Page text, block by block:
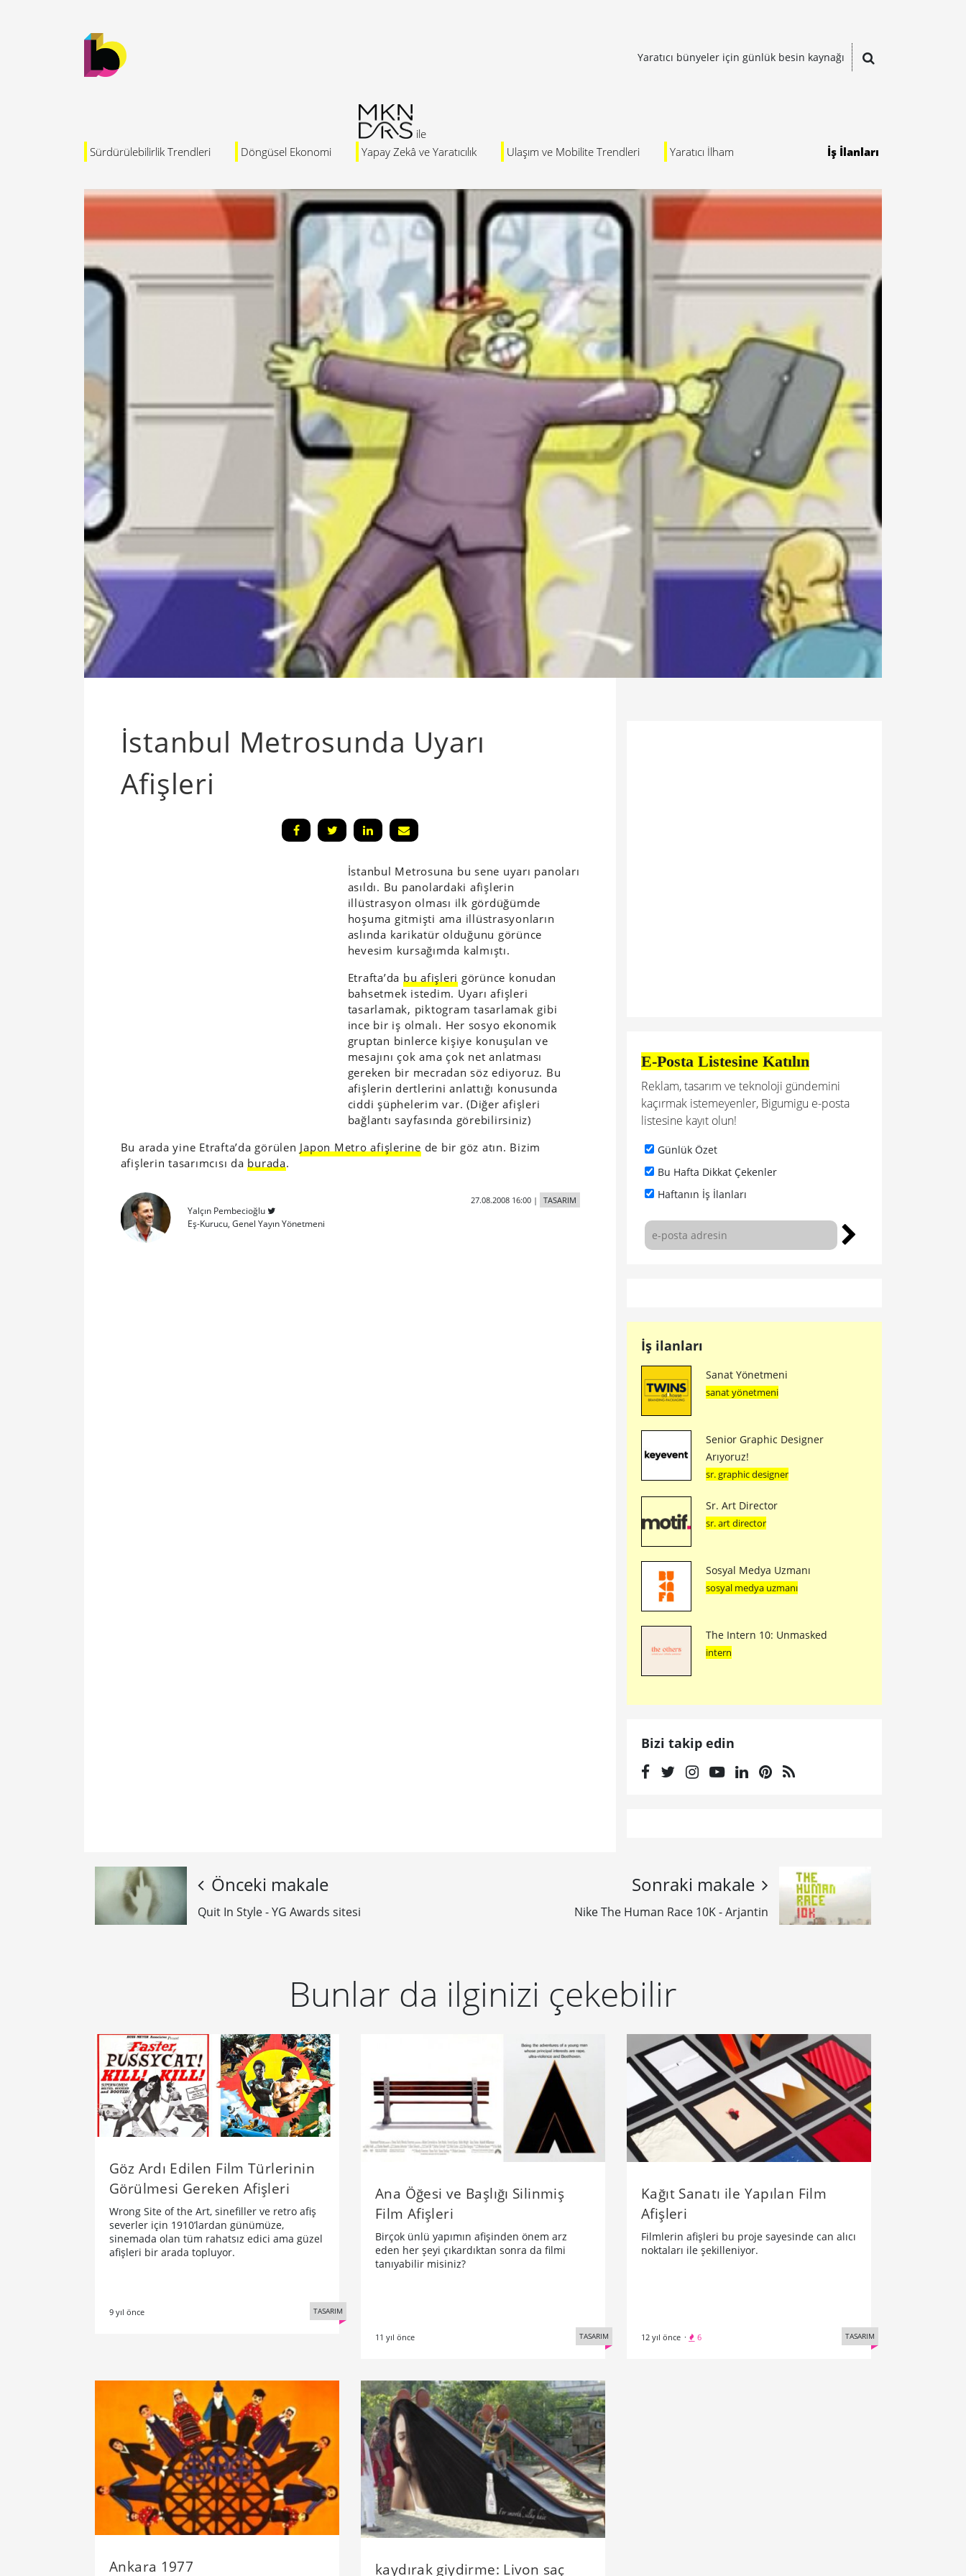
Yaratıcı bünyeler için günlük besin kaynağı
Sürdürülebilirlik Trendleri Döngüsel Ekonomi Yapay Zekâ ve Yaratıcılık Ulaşım ve Mobilite Trendleri Yaratıcı İlham İş İlanları
İstanbul Metrosunda Uyarı
Afişleri
İstanbul Metrosuna bu sene uyarı panoları
asıldı. Bu panolardaki afişlerin
illüstrasyon olması ilk gördüğümde
hoşuma gitmişti ama illüstrasyonların
aslında karikatür olduğunu görünce
hevesim kursağımda kalmıştı.
Etrafta’da bu afişleri görünce konudan
bahsetmek istedim. Uyarı afişleri
tasarlamak, piktogram tasarlamak gibi
ince bir iş olmalı. Her sosyo ekonomik
gruptan binlerce kişiye konuşulan ve
mesajını çok ama çok net anlatması
gereken bir mecradan söz ediyoruz. Bu
afişlerin dertlerini anlattığı konusunda
ciddi şüphelerim var. (Diğer afişleri
bağlantı sayfasında görebilirsiniz)
Bu arada yine Etrafta’da görülen Japon Metro afişlerine de bir göz atın. Bizim
afişlerin tasarımcısı da burada.
Yalçın Pembecioğlu
Eş-Kurucu, Genel Yayın Yönetmeni
27.08.2008 16:00| TASARIM
E-Posta Listesine Katılın
Reklam, tasarım ve teknoloji gündemini
kaçırmak istemeyenler, Bigumigu e-posta
listesine kayıt olun!
Günlük Özet
Bu Hafta Dikkat Çekenler
Haftanın İş İlanları
İş ilanları
Sanat Yönetmeni
sanat yönetmeni
Senior Graphic Designer
Arıyoruz!
sr. graphic designer
Sr. Art Director
sr. art director
Sosyal Medya Uzmanı
sosyal medya uzmanı
The Intern 10: Unmasked
intern
Bizi takip edin
Önceki makale
Quit In Style - YG Awards sitesi
Sonraki makale
Nike The Human Race 10K - Arjantin
Bunlar da ilginizi çekebilir
Göz Ardı Edilen Film Türlerinin
Görülmesi Gereken Afişleri
Wrong Site of the Art, sinefiller ve retro afiş
severler için 1910’lardan günümüze,
sinemada olan tüm rahatsız edici ama güzel
afişleri bir arada topluyor.
9 yıl önce TASARIM
Ana Öğesi ve Başlığı Silinmiş
Film Afişleri
Birçok ünlü yapımın afişinden önem arz
eden her şeyi çıkardıktan sonra da filmi
tanıyabilir misiniz?
11 yıl önce TASARIM
Kağıt Sanatı ile Yapılan Film
Afişleri
Filmlerin afişleri bu proje sayesinde can alıcı
noktaları ile şekilleniyor.
12 yıl önce · 6 TASARIM
Ankara 1977 kaydırak giydirme: Livon saç